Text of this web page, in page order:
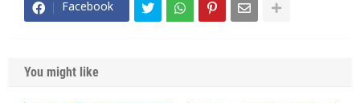
Facebook
You might like